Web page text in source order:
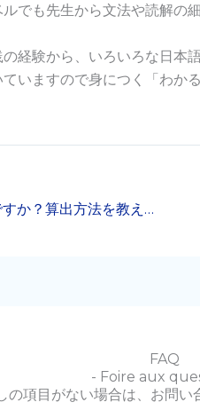
でも先生から文法や読解
経験から、いろいろな日
いますので身につく「わか
チケット有効期限はつまり無期限なのですか？算出方法を教えてください。
FAQ
- Foire aux
の項目がない場合は、お問い